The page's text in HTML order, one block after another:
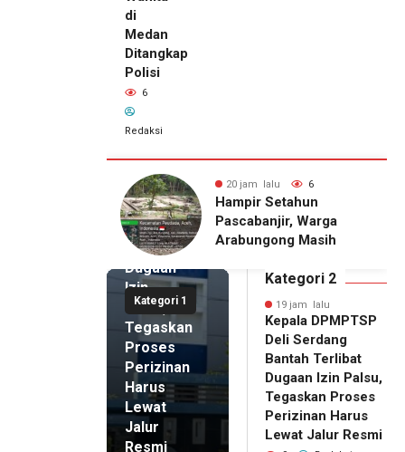
di
Medan
Ditangkap
Polisi
6
Redaksi
20 jam lalu 6
Pria Terduga
Penganiayaan terhadap
Seorang Wanita di
Kategori 1
19 jam lalu
Deli
Serdang
Bantah
Terlibat
Dugaan
Izin
Palsu,
Tegaskan
Proses
Perizinan
Harus
Lewat
Jalur
Resmi
Kategori 2
19 jam lalu
Kepala DPMPTSP
Deli Serdang
Bantah Terlibat
Dugaan Izin Palsu,
Tegaskan Proses
Perizinan Harus
Lewat Jalur Resmi